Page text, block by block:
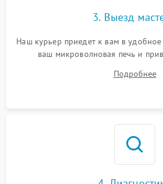
3. Выезд
Наш курьер приедет к вам в удобное
ваш микроволновая печь и
Подробнее